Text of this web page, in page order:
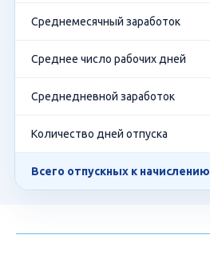
Среднемесячный заработок
Среднее число рабочих дней
Среднедневной заработок
Количество дней отпуска
Всего отпускных к начислению